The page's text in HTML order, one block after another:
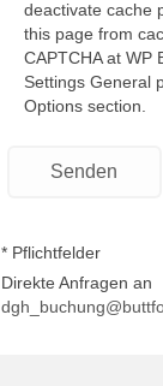
* Pflichtfelder
Direkte Anfragen an